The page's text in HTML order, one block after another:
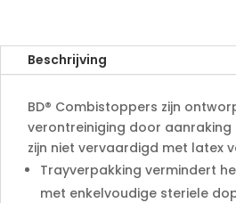
a
t
Beschrijving
BD® Combistoppers zijn
verontreiniging door aanraking
zijn niet vervaardigd met latex
Trayverpakking vermindert
met enkelvoudige steriele